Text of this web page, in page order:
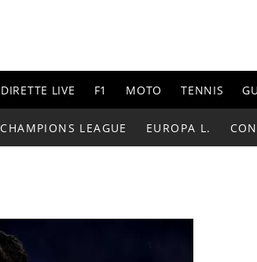
DIRETTE LIVE F1 MOTO TENNIS
CHAMPIONS LEAGUE EUROPA L.